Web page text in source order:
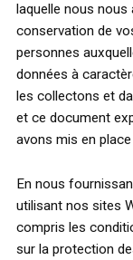
laquelle nous nous
conservation de
personnes
données à
les collectons et
et ce document
avons mis en
En nous
utilisant nos sites
compris les
sur la protection